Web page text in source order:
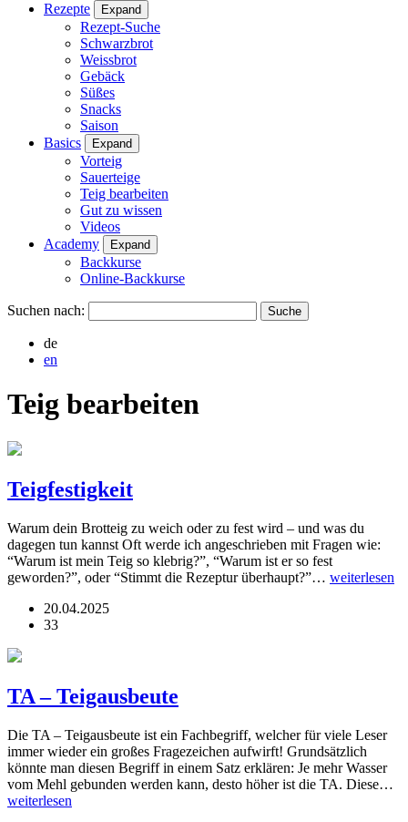
Rezepte
Expand
Rezept-Suche
Schwarzbrot
Weissbrot
Gebäck
Süßes
Snacks
Saison
Basics
Expand
Vorteig
Sauerteige
Teig bearbeiten
Gut zu wissen
Videos
Academy
Expand
Backkurse
Online-Backkurse
Suchen nach:
de
en
Teig bearbeiten
Teigfestigkeit
Warum dein Brotteig zu weich oder zu fest wird – und was du
dagegen tun kannst Oft werde ich angeschrieben mit Fragen wie:
“Warum ist mein Teig so klebrig?”, “Warum ist er so fest
geworden?”, oder “Stimmt die Rezeptur überhaupt?”… weiterlesen
20.04.2025
33
TA – Teigausbeute
Die TA – Teigausbeute ist ein Fachbegriff, welcher für viele Leser
immer wieder ein großes Fragezeichen aufwirft! Grundsätzlich
könnte man diesen Begriff in einem Satz erklären: Je mehr Wasser
vom Mehl gebunden werden kann, desto höher ist die TA. Diese…
weiterlesen